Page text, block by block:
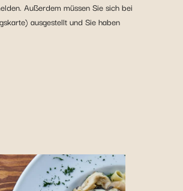
Außerdem müssen Sie sich bei
ausgestellt und Sie haben